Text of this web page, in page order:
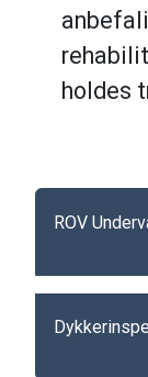
holdes
ROV